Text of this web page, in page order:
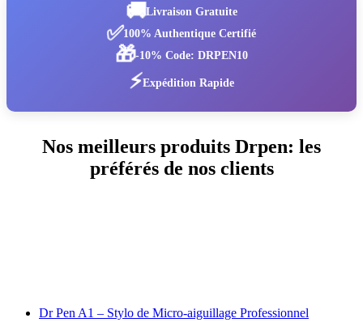
🚚Livraison Gratuite
✅100% Authentique Certifié
🎁-10% Code: DRPEN10
⚡Expédition Rapide
Nos meilleurs produits Drpen: les
préférés de nos clients
Dr Pen A1 – Stylo de Micro-aiguillage Professionnel